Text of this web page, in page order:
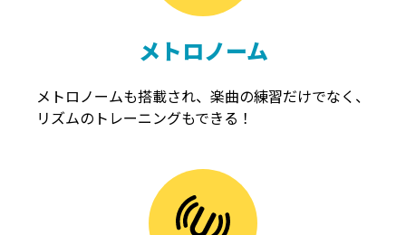
メトロノーム
メトロノームも搭載され、楽曲の練習だけでなく、
リズムのトレーニングもできる！